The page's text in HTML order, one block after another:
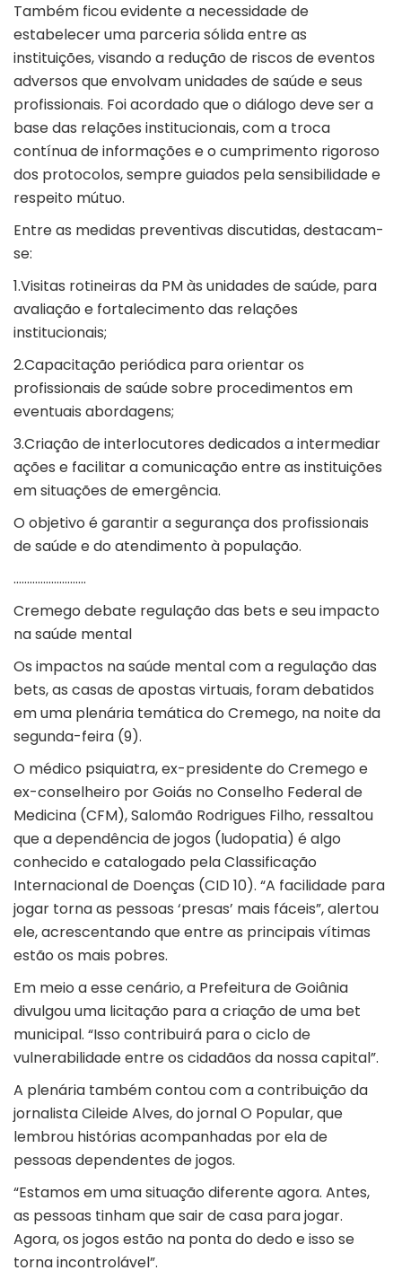
Também ficou evidente a necessidade de
estabelecer uma parceria sólida entre as
instituições, visando a redução de riscos de eventos
adversos que envolvam unidades de saúde e seus
profissionais. Foi acordado que o diálogo deve ser a
base das relações institucionais, com a troca
contínua de informações e o cumprimento rigoroso
dos protocolos, sempre guiados pela sensibilidade e
respeito mútuo.
Entre as medidas preventivas discutidas, destacam-
se:
1.Visitas rotineiras da PM às unidades de saúde, para
avaliação e fortalecimento das relações
institucionais;
2.Capacitação periódica para orientar os
profissionais de saúde sobre procedimentos em
eventuais abordagens;
3.Criação de interlocutores dedicados a intermediar
ações e facilitar a comunicação entre as instituições
em situações de emergência.
O objetivo é garantir a segurança dos profissionais
de saúde e do atendimento à população.
………………………
Cremego debate regulação das bets e seu impacto
na saúde mental
Os impactos na saúde mental com a regulação das
bets, as casas de apostas virtuais, foram debatidos
em uma plenária temática do Cremego, na noite da
segunda-feira (9).
O médico psiquiatra, ex-presidente do Cremego e
ex-conselheiro por Goiás no Conselho Federal de
Medicina (CFM), Salomão Rodrigues Filho, ressaltou
que a dependência de jogos (ludopatia) é algo
conhecido e catalogado pela Classificação
Internacional de Doenças (CID 10). “A facilidade para
jogar torna as pessoas ‘presas’ mais fáceis”, alertou
ele, acrescentando que entre as principais vítimas
estão os mais pobres.
Em meio a esse cenário, a Prefeitura de Goiânia
divulgou uma licitação para a criação de uma bet
municipal. “Isso contribuirá para o ciclo de
vulnerabilidade entre os cidadãos da nossa capital”.
A plenária também contou com a contribuição da
jornalista Cileide Alves, do jornal O Popular, que
lembrou histórias acompanhadas por ela de
pessoas dependentes de jogos.
“Estamos em uma situação diferente agora. Antes,
as pessoas tinham que sair de casa para jogar.
Agora, os jogos estão na ponta do dedo e isso se
torna incontrolável”.